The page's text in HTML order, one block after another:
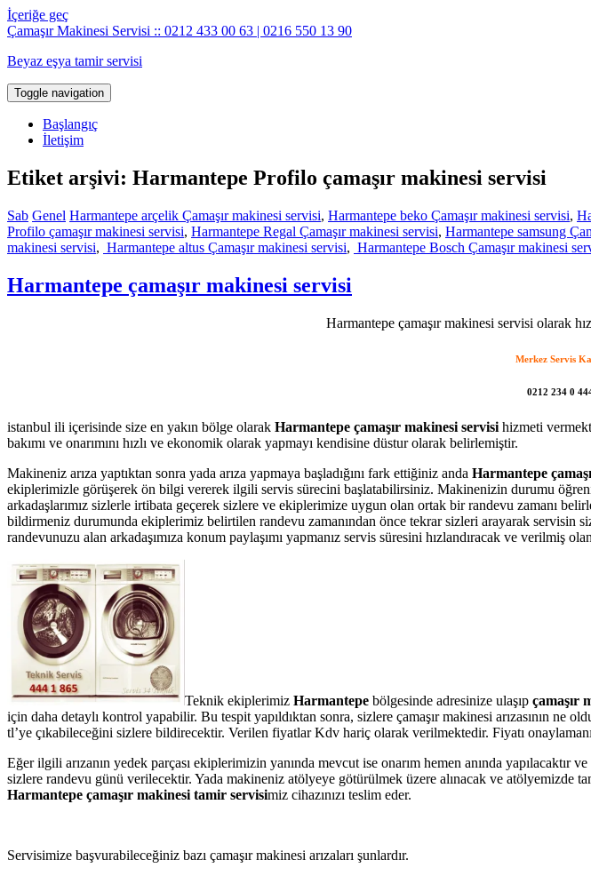
İçeriğe geç
Çamaşır Makinesi Servisi :: 0212 433 00 63 | 0216 550 13 90
Beyaz eşya tamir servisi
Toggle navigation
Başlangıç
İletişim
Etiket arşivi: Harmantepe Profilo çamaşır makinesi servisi
Sab Genel Harmantepe arçelik Çamaşır makinesi servisi, Harmantepe beko Çamaşır makinesi servisi,
Profilo çamaşır makinesi servisi, Harmantepe Regal Çamaşır makinesi servisi, Harmantepe samsung
makinesi servisi, Harmantepe altus Çamaşır makinesi servisi, Harmantepe Bosch Çamaşır makinesi
Harmantepe çamaşır makinesi servisi
Harmantepe çamaşır makinesi servisi olarak
Merkez Servis
0212 234 0
istanbul ili içerisinde size en yakın bölge olarak Harmantepe çamaşır makinesi servisi hizmeti
bakımı ve onarımını hızlı ve ekonomik olarak yapmayı kendisine düstur olarak belirlemiştir.
Makineniz arıza yaptıktan sonra yada arıza yapmaya başladığını fark ettiğiniz anda Harmantepe
ekiplerimizle görüşerek ön bilgi vererek ilgili servis sürecini başlatabilirsiniz. Makinenizin durumu
arkadaşlarımız sizlerle irtibata geçerek sizlere ve ekiplerimize uygun olan ortak bir randevu zamanı
bildirmeniz durumunda ekiplerimiz belirtilen randevu zamanından önce tekrar sizleri arayarak servisin
randevunuzu alan arkadaşımıza konum paylaşımı yapmanız servis süresini hızlandıracak ve verilmiş
Teknik ekiplerimiz Harmantepe bölgesinde adresinize ulaşıp çamaşır
için daha detaylı kontrol yapabilir. Bu tespit yapıldıktan sonra, sizlere çamaşır makinesi arızasının
tl’ye çıkabileceğini sizlere bildirecektir. Verilen fiyatlar Kdv hariç olarak verilmektedir. Fiyatı
Eğer ilgili arızanın yedek parçası ekiplerimizin yanında mevcut ise onarım hemen anında
sizlere randevu günü verilecektir. Yada makineniz atölyeye götürülmek üzere alınacak ve atölyemizde
Harmantepe çamaşır makinesi tamir servisimiz cihazınızı teslim eder.
Servisimize başvurabileceğiniz bazı çamaşır makinesi arızaları şunlardır.